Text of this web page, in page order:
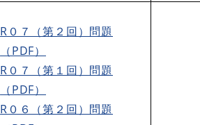
R０７（第２回）問題
（PDF）
R０７（第１回）問題
（PDF）
​R０６（第２回）問題